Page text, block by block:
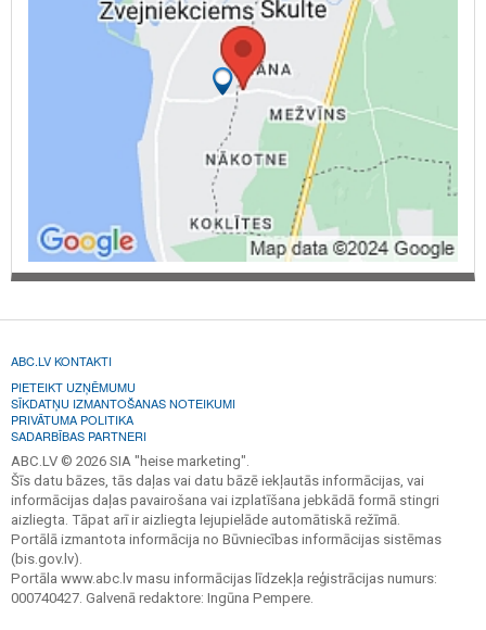
ABC.LV KONTAKTI
PIETEIKT UZŅĒMUMU
SĪKDATŅU IZMANTOŠANAS NOTEIKUMI
PRIVĀTUMA POLITIKA
SADARBĪBAS PARTNERI
ABC.LV © 2026 SIA "heise marketing".
Šīs datu bāzes, tās daļas vai datu bāzē iekļautās informācijas, vai
informācijas daļas pavairošana vai izplatīšana jebkādā formā stingri
aizliegta. Tāpat arī ir aizliegta lejupielāde automātiskā režīmā.
Portālā izmantota informācija no Būvniecības informācijas sistēmas
(bis.gov.lv).
Portāla www.abc.lv masu informācijas līdzekļa reģistrācijas numurs:
000740427. Galvenā redaktore: Ingūna Pempere.